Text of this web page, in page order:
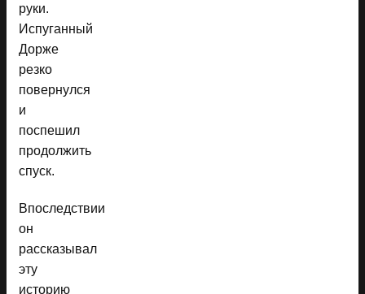
руки.
Испуганный
Дорже
резко
повернулся
и
поспешил
продолжить
спуск.
Впоследствии
он
рассказывал
эту
историю